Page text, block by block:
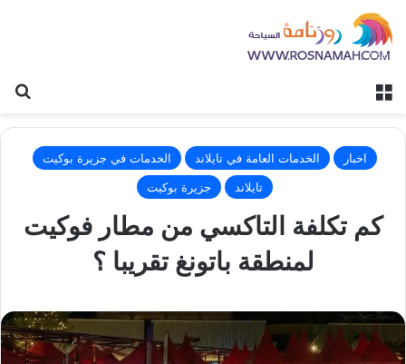
اخبار الخدمات العامة في تايلاند
الخدمات في جزيرة بوكيت
تايلاند
جزيرة بوكيت
كم تكلفة التاكسي من مطار فوكيت
لمنطقة باتونغ تقريبا ؟